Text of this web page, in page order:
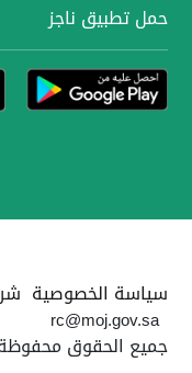
حمل تطبيق ناجز
سياسة الخصوصية
rc@moj.gov.sa
جميع الحقوق محفوظة